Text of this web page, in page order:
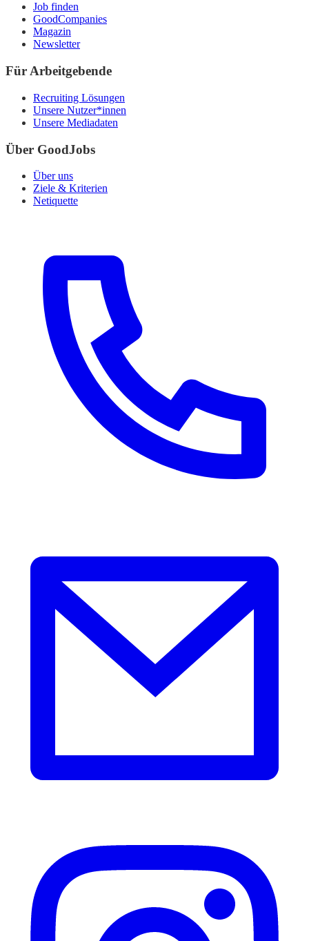
Job finden
GoodCompanies
Magazin
Newsletter
Für Arbeitgebende
Recruiting Lösungen
Unsere Nutzer*innen
Unsere Mediadaten
Über GoodJobs
Über uns
Ziele & Kriterien
Netiquette